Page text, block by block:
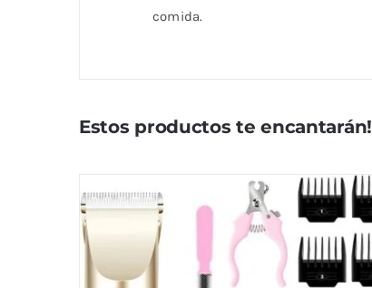
comida.
Estos productos te encantarán!